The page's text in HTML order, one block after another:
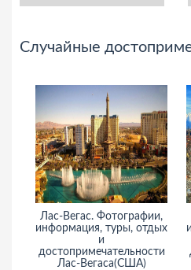
Случайные
Лас-Вегас. Фотографии,
информация, туры, отдых
и
достопримечательности
Лас-Вегаса(США)